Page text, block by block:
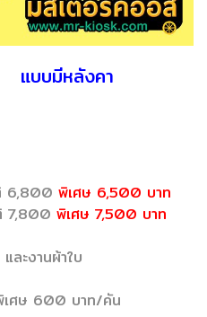
แบบมีหลังคา
6,800 พิเศษ 6,500 บาท
7,800 พิเศษ 7,500 บาท
ละงานผ้าใบ
เศษ 600 บาท/คัน